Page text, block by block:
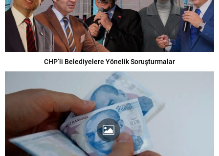
CHP’li Belediyelere Yönelik Soruşturmalar